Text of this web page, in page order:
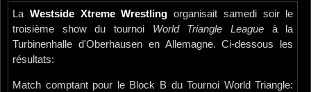
La Westside Xtreme Wrestling organisait samedi soir le
troisième show du tournoi World Triangle Leagueà la
Turbinenhalle d'Oberhausen en Allemagne. Ci-dessous les
résultats:
Match comptant pour le Block B du Tournoi World Triangle: